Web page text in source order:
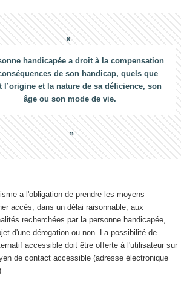
handicapée a droit à la compensation
de son handicap, quels que
l’origine et la nature de sa déficience, son
âge ou son mode de vie.
a l'obligation de prendre les moyens
accès, dans un délai raisonnable, aux
recherchées par la personne handicapée,
d'une dérogation ou non. La possibilité de
accessible doit être offerte à l'utilisateur sur
de contact accessible (adresse électronique